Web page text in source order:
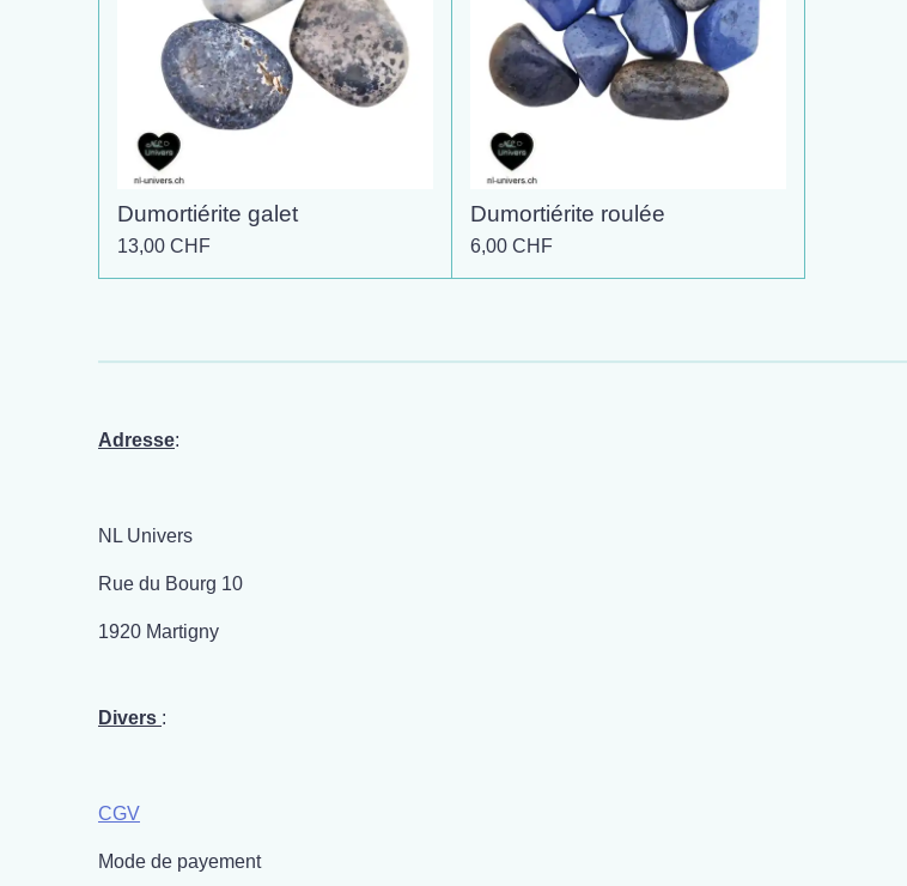
Dumortiérite galet
13,00 CHF
Dumortiérite roulée
6,00 CHF
Adresse:
NL Univers
Rue du Bourg 10
1920 Martigny
Divers :
CGV
Mode de payement